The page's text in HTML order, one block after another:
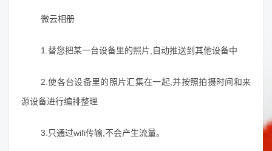
微云相册
1.替您把某一台设备里的照片,自动推送到其他设备中
2.使各台设备里的照片汇集在一起,并按照拍摄时间和来
源设备进行编排整理
3.只通过wifi传输,不会产生流量。